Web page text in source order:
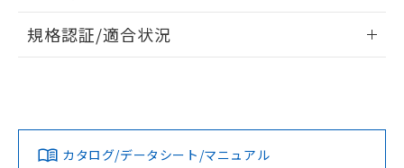
A: 160mm以上、B: 120mm以上
ログイン/会員登録
ダウンロードデータをご利用いただく前に、以下を必ずお読
みください。
EU RoHS 注意事項・凡例
対応済み
規格認証/適合状況
カタログ/データシート/マニュアル